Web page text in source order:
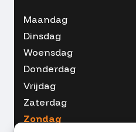
Maandag
Dinsdag
Woensdag
Donderdag
Vrijdag
Zaterdag
Zondag